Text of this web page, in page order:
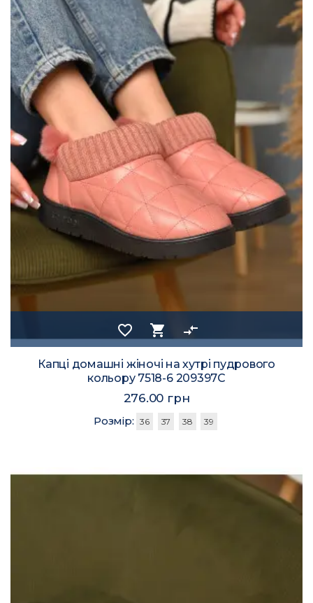
favorite_border shopping_cart compare_arrows
Капці домашні жіночі на хутрі пудрового
кольору 7518-6 209397C
276.00 грн
Розмір: 36 37 38 39